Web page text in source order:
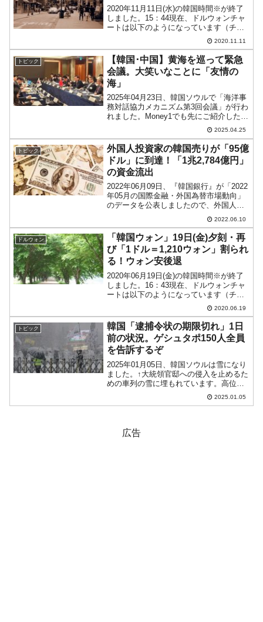
2020年11月11日(水)の韓国時間※が終了
しました。15：44現在、ドルウォンチャ
ートは以下のようになっています（チャ
ートは『Investing.com』より引用：以下
同）。韓国の輸出産業の皆さまがお困り
になるかもそれませんが、とうとう...
2020.11.11
トピック
【韓国･中国】黄海を巡って緊急
会議。大笑いなことに「友情の
海」
2025年04月23日、韓国ソウルで「海洋事
務対話協力メカニズム第3回会議」が行わ
れました。Money1でも先にご紹介したと
おり、中国側は黄海に得体の知れない構
造物を造っており、鮭の養殖場に関連す
る施設だ――と嘯うそぶいております。
中国がや...
2025.04.25
トピック
外国人投資家の韓国売りが「95億
ドル」に到達！「1兆2,784億円」
の資金流出
2022年06月09日、『韓国銀行』が「2022
年05月の国際金融・外国為替市場動向」
のデータを公表しましたので、外国人投
資家の株式市場、債権市場の動向を見て
みます。⇒参照・引用元：『韓国銀行』
公式サイト「2022年5月以降の国際金
融・外国...
2022.06.10
ドルウォン
「韓国ウォン」19日(金)夕刻・再
び「1ドル＝1,210ウォン」割られ
る！ウォン安後退
2020年06月19日(金)の韓国時間※が終了
しました。16：43現在、ドルウォンチャ
ートは以下のようになっています（チャ
ートは『Investing.com』より引用：以下
同）。陰線になってしまいました。ウォ
ン高進行です。ローソク足1本が1...
2020.06.19
トピック
韓国「逮捕令状の期限切れ」1日
前の状況。ゲシュタポ150人全員
を告訴するぞ
2025年01月05日、韓国ソウルは雪になり
ました。↑大統領官邸への侵入を止めるた
めの車列の雪に埋もれています。高位公
職者犯罪捜査処が請求し、ソウル西部地
方裁判所が発付し逮捕令状・捜索令状は
2025.01.05
広告